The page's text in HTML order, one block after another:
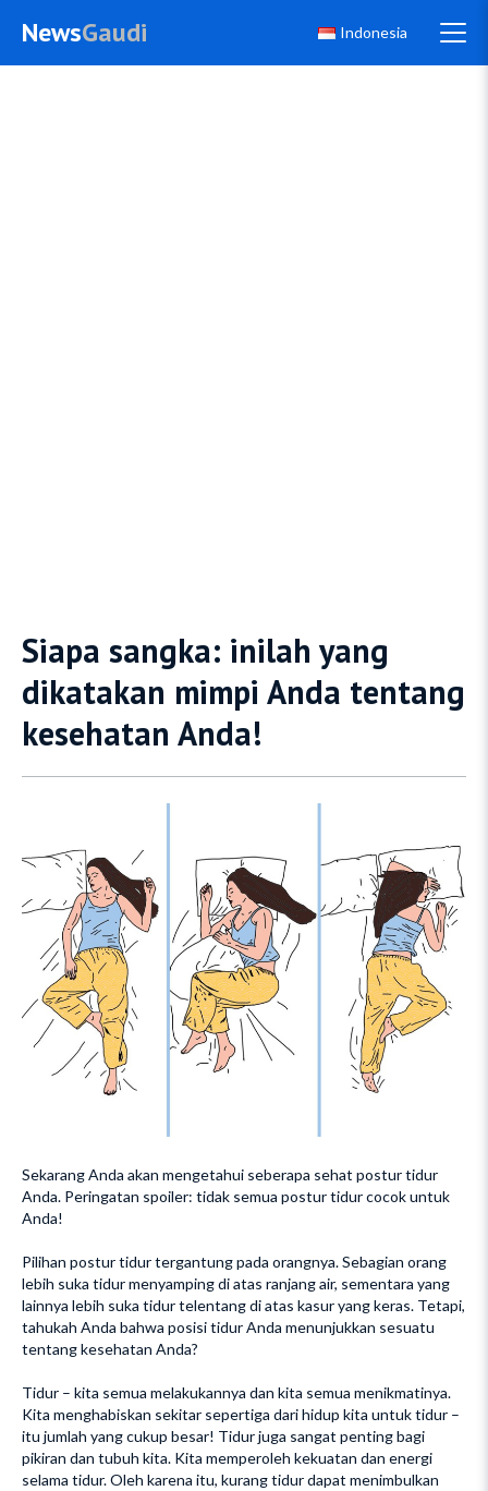
NewsGaudi Indonesia
Siapa sangka: inilah yang
dikatakan mimpi Anda tentang
kesehatan Anda!
Sekarang Anda akan mengetahui seberapa sehat postur tidur
Anda. Peringatan spoiler: tidak semua postur tidur cocok untuk
Anda!
Pilihan postur tidur tergantung pada orangnya. Sebagian orang
lebih suka tidur menyamping di atas ranjang air, sementara yang
lainnya lebih suka tidur telentang di atas kasur yang keras. Tetapi,
tahukah Anda bahwa posisi tidur Anda menunjukkan sesuatu
tentang kesehatan Anda?
Tidur – kita semua melakukannya dan kita semua menikmatinya.
Kita menghabiskan sekitar sepertiga dari hidup kita untuk tidur –
itu jumlah yang cukup besar! Tidur juga sangat penting bagi
pikiran dan tubuh kita. Kita memperoleh kekuatan dan energi
selama tidur. Oleh karena itu, kurang tidur dapat menimbulkan